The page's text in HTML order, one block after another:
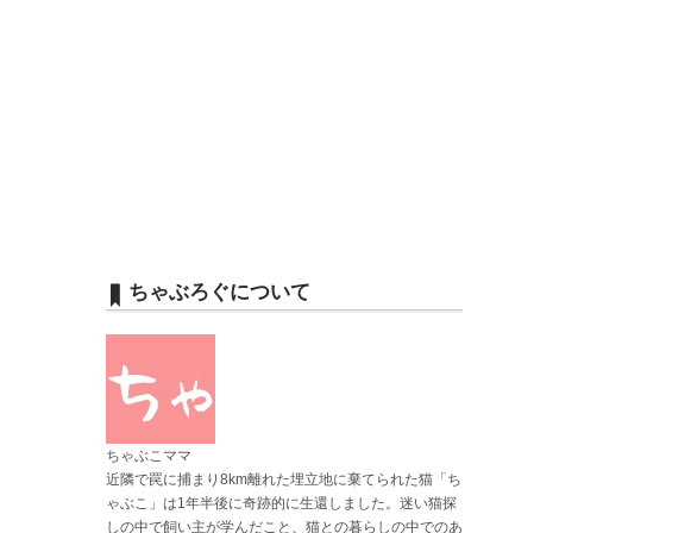
ちゃぶろぐについて
ちゃぶこママ
近隣で罠に捕まり8km離れた埋立地に棄てられた猫「ち
ゃぶこ」は1年半後に奇跡的に生還しました。迷い猫探
しの中で飼い主が学んだこと、猫との暮らしの中でのあ